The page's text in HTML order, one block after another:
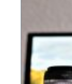
hållbart
alternativ